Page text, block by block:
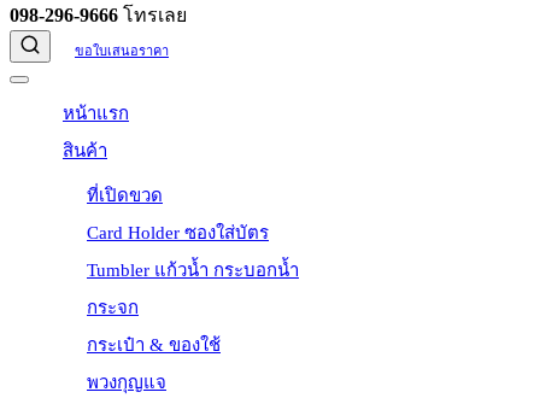
098-296-9666 โทรเลย
ขอใบเสนอราคา
หน้าแรก
สินค้า
ที่เปิดขวด
Card Holder ซองใส่บัตร
Tumbler แก้วน้ำ กระบอกน้ำ
กระจก
กระเป๋า & ของใช้
พวงกุญแจ